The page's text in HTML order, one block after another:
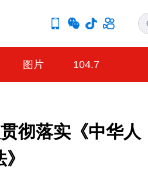
图片 104.7
彻落实《中华人